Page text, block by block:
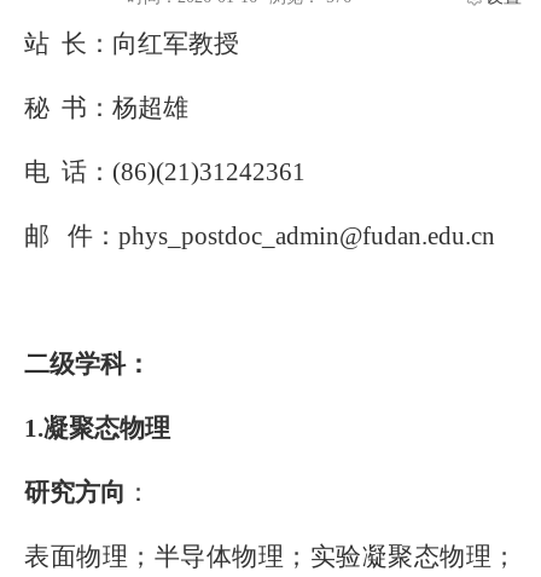
站 长：向红军教授
秘 书：杨超雄
电 话： (86)(21)31242361
邮 件： phys_postdoc_admin@fudan.edu.cn
二级学科：
1.凝聚态物理
研究方向 ：
表面物理；半导体物理；实验凝聚态物理；